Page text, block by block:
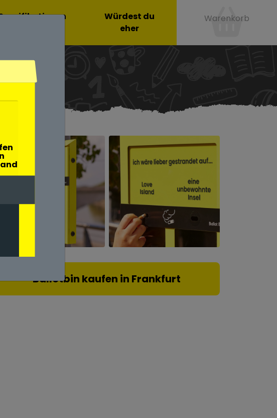
Würdest du
eher
Warenkorb
Ballotbin kaufen in Frankfurt